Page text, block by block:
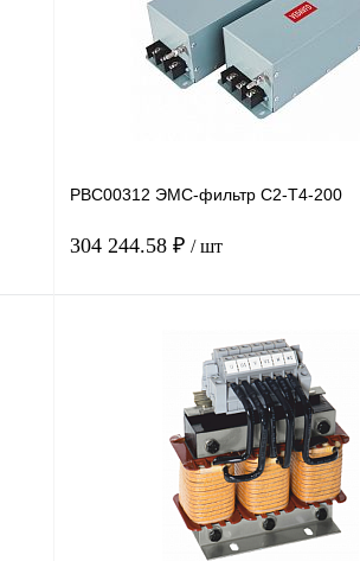
PBC00312 ЭМС-фильтр C2-T4-200
304 244.58 ₽ / шт
В корзину
Купить в 1 клик Сравнение
Под заказ